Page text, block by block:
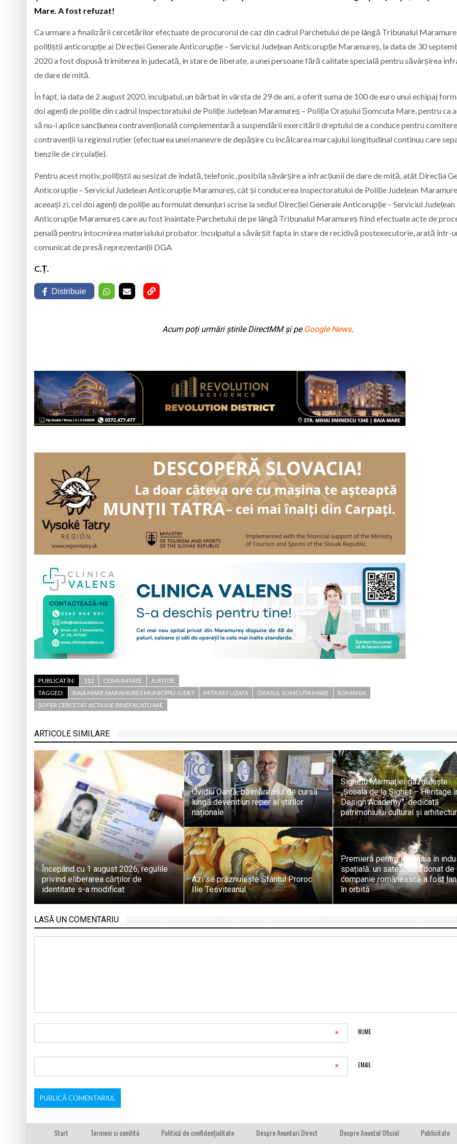
Mare. A fost refuzat!
Ca urmare a finalizării cercetărilor efectuate de procurorul de caz din cadrul Parchetului de pe lângă Tribunalul
polițiștii anticorupție ai Direcției Generale Anticorupție – Serviciul Județean Anticorupție Maramureș, la data de 30
2020 a fost dispusă trimiterea în judecată, în stare de liberate, a unei persoane fără calitate specială pentru săvârșirea
de dare de mită.
În fapt, la data de 2 august 2020, inculpatul, un bărbat în vârsta de 29 de ani, a oferit suma de 100 de euro unui echipaj
doi agenți de poliție din cadrul Inspectoratului de Poliție Județean Maramureș – Poliția Orașului Șomcuta Mare, pentru ca
să nu-i aplice sancțiunea contravențională complementară a suspendării exercitării dreptului de a conduce pentru
contravenții la regimul rutier (efectuarea unei manevre de depășire cu încălcarea marcajului longitudinal continuu care
benzile de circulație).
Pentru acest motiv, polițiștii au sesizat de îndată, telefonic, posibila săvârșire a infracțiunii de dare de mită, atât Direcția
Anticorupție – Serviciul Județean Anticorupție Maramureș, cât și conducerea Inspectoratului de Poliție Județean
aceeași zi, cei doi agenți de poliție au formulat denunțuri scrise la sediul Direcției Generale Anticorupție – Serviciul Județean
Anticorupție Maramureș care au fost înaintate Parchetului de pe lângă Tribunalul Maramureș fiind efectuate acte de
penală pentru întocmirea materialului probator. Inculpatul a săvârșit fapta în stare de recidivă postexecutorie, arată într-
comunicat de presă reprezentanții DGA
C.Ț.
Distribuie
Acum poți urmări știrile DirectMM și pe Google News.
PUBLICAT ÎN: 112 COMUNITATE
JUSTITIE
TAGGED:
BAIA MARE MARAMURES MUNICIPIU JUDET MITA REFUZATA ORASUL SOMCUTA MARE
ROMANIA
SOFER CERCETAT ACTIUNE BINEFACATOARE
ARTICOLE SIMILARE
Începând cu 1 august 2026, regulile
privind eliberarea cărților de
identitate s-a modificat
Ovidiu Oanță, băimăreanul de cursă
lungă devenit un reper al știrilor
naționale
Sighetu Marmației găzduiește
„Școala de la Sighet – Heritage
Design Academy”, dedicată
patrimoniului cultural și
Azi se prăznuiește Sfântul Proroc
Ilie Tesviteanul
Premieră pentru România în
spațială: un satelit coordonat de
companie românească a fost
în orbită
LASĂ UN COMENTARIU
NUME
*
EMAIL
*
Start Termeni si conditii Politică de confidențialitate Despre Anunturi Direct Despre Anuntul Oficial Publicitate